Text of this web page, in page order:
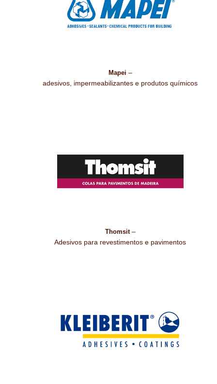
Mapei –
adesivos, impermeabilizantes e produtos químicos
Thomsit–
Adesivos para revestimentos e pavimentos